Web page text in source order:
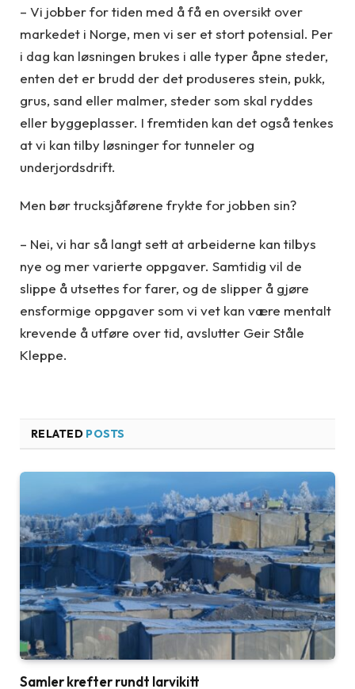
– Vi jobber for tiden med å få en oversikt over
markedet i Norge, men vi ser et stort potensial. Per
i dag kan løsningen brukes i alle typer åpne steder,
enten det er brudd der det produseres stein, pukk,
grus, sand eller malmer, steder som skal ryddes
eller byggeplasser. I fremtiden kan det også tenkes
at vi kan tilby løsninger for tunneler og
underjordsdrift.
Men bør trucksjåførene frykte for jobben sin?
– Nei, vi har så langt sett at arbeiderne kan tilbys
nye og mer varierte oppgaver. Samtidig vil de
slippe å utsettes for farer, og de slipper å gjøre
ensformige oppgaver som vi vet kan være mentalt
krevende å utføre over tid, avslutter Geir Ståle
Kleppe.
RELATED POSTS
Samler krefter rundt larvikitt